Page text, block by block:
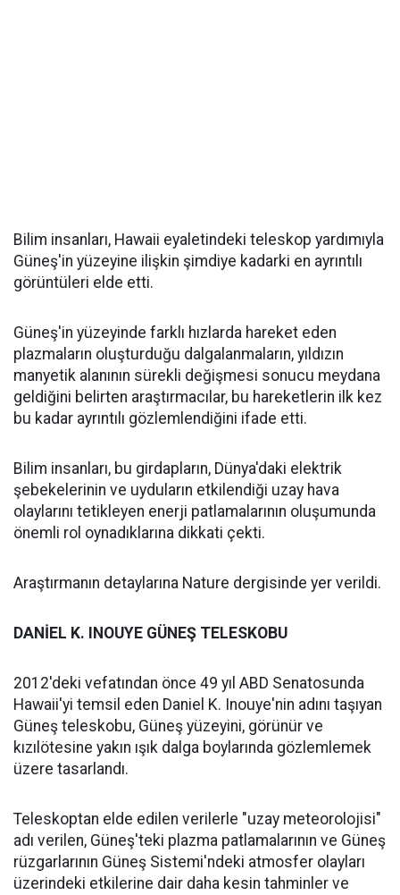
Bilim insanları, Hawaii eyaletindeki teleskop yardımıyla
Güneş'in yüzeyine ilişkin şimdiye kadarki en ayrıntılı
görüntüleri elde etti.
Güneş'in yüzeyinde farklı hızlarda hareket eden
plazmaların oluşturduğu dalgalanmaların, yıldızın
manyetik alanının sürekli değişmesi sonucu meydana
geldiğini belirten araştırmacılar, bu hareketlerin ilk kez
bu kadar ayrıntılı gözlemlendiğini ifade etti.
Bilim insanları, bu girdapların, Dünya'daki elektrik
şebekelerinin ve uyduların etkilendiği uzay hava
olaylarını tetikleyen enerji patlamalarının oluşumunda
önemli rol oynadıklarına dikkati çekti.
Araştırmanın detaylarına Nature dergisinde yer verildi.
DANİEL K. INOUYE GÜNEŞ TELESKOBU
2012'deki vefatından önce 49 yıl ABD Senatosunda
Hawaii'yi temsil eden Daniel K. Inouye'nin adını taşıyan
Güneş teleskobu, Güneş yüzeyini, görünür ve
kızılötesine yakın ışık dalga boylarında gözlemlemek
üzere tasarlandı.
Teleskoptan elde edilen verilerle "uzay meteorolojisi"
adı verilen, Güneş'teki plazma patlamalarının ve Güneş
rüzgarlarının Güneş Sistemi'ndeki atmosfer olayları
üzerindeki etkilerine dair daha kesin tahminler ve